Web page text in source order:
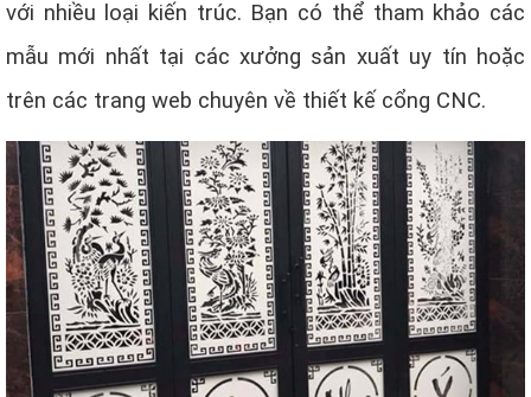
với nhiều loại kiến trúc. Bạn có thể tham khảo các
mẫu mới nhất tại các xưởng sản xuất uy tín hoặc
trên các trang web chuyên về thiết kế cổng CNC.